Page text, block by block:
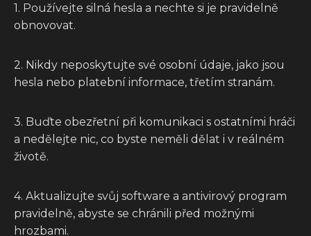
1. Používejte silná hesla a nechte si je pravidelně
obnovovat.
2. Nikdy neposkytujte své osobní údaje, jako jsou
hesla nebo platební informace, třetím stranám.
3. Buďte obezřetní při komunikaci s ostatními hráči
a nedělejte nic, co byste neměli dělat i v reálném
životě.
4. Aktualizujte svůj software a antivirový program
pravidelně, abyste se chránili před možnými
hrozbami.